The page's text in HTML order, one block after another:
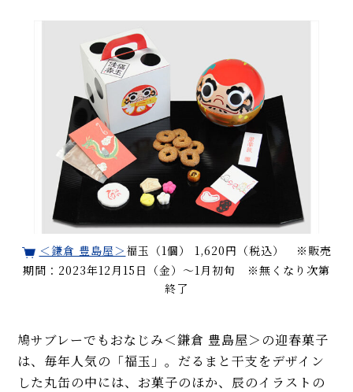
＜鎌倉 豊島屋＞ 福玉（1個） 1,620円（税込） ※販売
期間：2023年12月15日（金）〜1月初旬 ※無くなり次第
終了
鳩サブレーでもおなじみ＜鎌倉 豊島屋＞の迎春菓子
は、毎年人気の「福玉」。だるまと干支をデザイン
した丸缶の中には、お菓子のほか、辰のイラストの